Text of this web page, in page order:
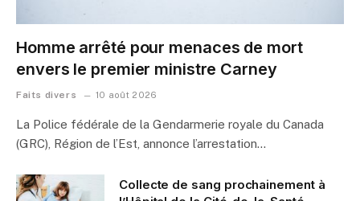
Homme arrêté pour menaces de mort
envers le premier ministre Carney
Faits divers 10 août 2026
La Police fédérale de la Gendarmerie royale du Canada
(GRC), Région de l’Est, annonce l’arrestation…
Collecte de sang prochainement à